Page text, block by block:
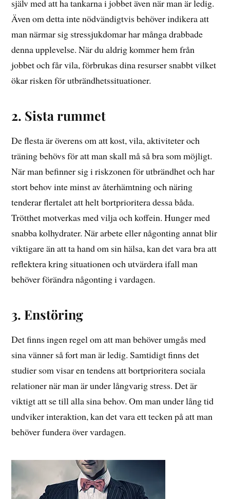
själv med att ha tankarna i jobbet även när man är ledig.
Även om detta inte nödvändigtvis behöver indikera att
man närmar sig stressjukdomar har många drabbade
denna upplevelse. När du aldrig kommer hem från
jobbet och får vila, förbrukas dina resurser snabbt vilket
ökar risken för utbrändhetssituationer.
2. Sista rummet
De flesta är överens om att kost, vila, aktiviteter och
träning behövs för att man skall må så bra som möjligt.
När man befinner sig i riskzonen för utbrändhet och har
stort behov inte minst av återhämtning och näring
tenderar flertalet att helt bortprioritera dessa båda.
Trötthet motverkas med vilja och koffein. Hunger med
snabba kolhydrater. När arbete eller någonting annat blir
viktigare än att ta hand om sin hälsa, kan det vara bra att
reflektera kring situationen och utvärdera ifall man
behöver förändra någonting i vardagen.
3. Enstöring
Det finns ingen regel om att man behöver umgås med
sina vänner så fort man är ledig. Samtidigt finns det
studier som visar en tendens att bortprioritera sociala
relationer när man är under långvarig stress. Det är
viktigt att se till alla sina behov. Om man under lång tid
undviker interaktion, kan det vara ett tecken på att man
behöver fundera över vardagen.